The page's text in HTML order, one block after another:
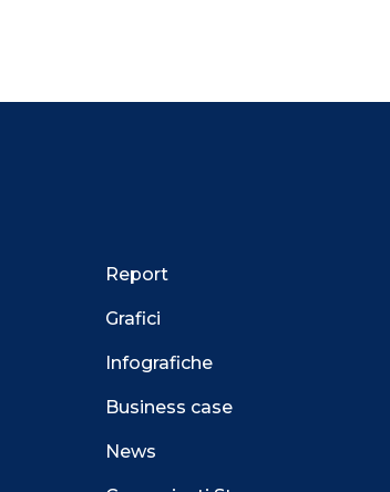
Report
Grafici
Infografiche
Business case
News